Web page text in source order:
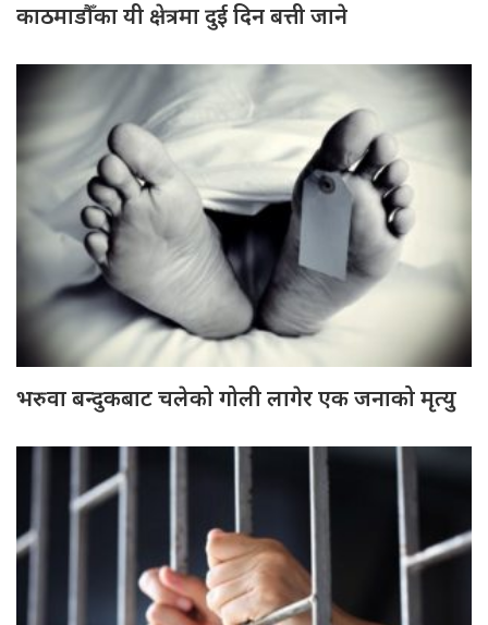
काठमाडौँका यी क्षेत्रमा दुई दिन बत्ती जाने
भरुवा बन्दुकबाट चलेको गोली लागेर एक जनाको मृत्यु